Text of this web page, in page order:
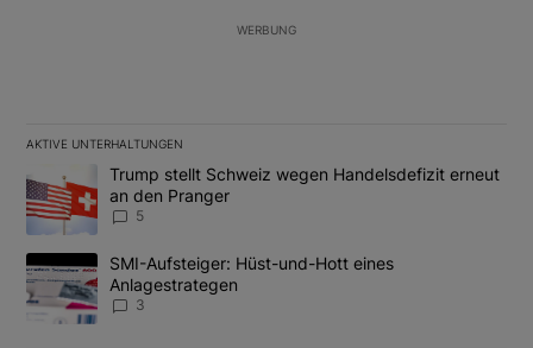
WERBUNG
AKTIVE UNTERHALTUNGEN
Ein Trendartikel mit dem Titel "Trump stellt Schweiz wegen
Trump stellt Schweiz wegen Handelsdefizit erneut
an den Pranger
5
Ein Trendartikel mit dem Titel "SMI-Aufsteiger: Hüst-und-Hott
SMI-Aufsteiger: Hüst-und-Hott eines
Anlagestrategen
3